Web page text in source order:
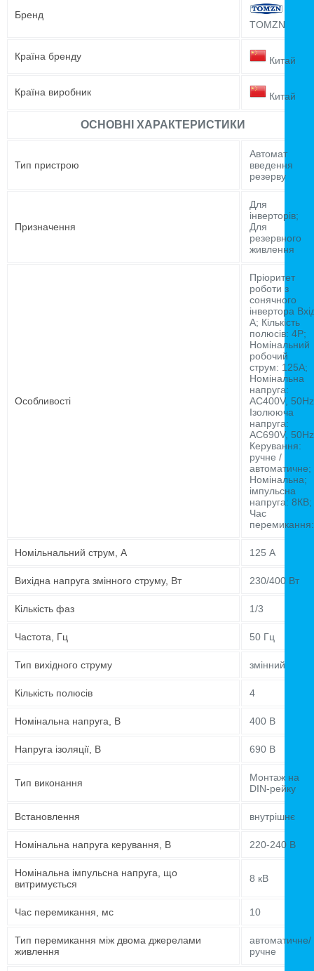
Бренд
TOMZN
Країна бренду Китай
Країна виробник Китай
ОСНОВНІ ХАРАКТЕРИСТИКИ
Тип пристрою
Автомат
введення
резерву
Призначення
Для
інверторів;
Для
резервного
живлення
Особливості
Пріоритет
роботи з
сонячного
інвертора
А; Кількість
полюсів: 4P;
Номінальний
робочий
струм: 125А;
Номінальна
напруга:
AC400V,
Ізолююча
напруга:
AC690V,
Керування:
ручне /
автоматичне;
Номінальна;
імпульсна
напруга: 8КВ;
Час
Номільнальний струм, А 125 А
Вихідна напруга змінного струму, Вт 230/400 Вт
Кількість фаз 1/3
Частота, Гц 50 Гц
Тип вихідного струму змінний
Кількість полюсів 4
Номінальна напруга, В 400 В
Напруга ізоляції, В 690 В
Тип виконання
Монтаж на
DIN-рейку
Встановлення внутрішнє
Номінальна напруга керування, В 220-240 В
Номінальна імпульсна напруга, що
витримується
8 кВ
Час перемикання, мс 10
Тип перемикання між двома джерелами
живлення
автоматичне/
ручне